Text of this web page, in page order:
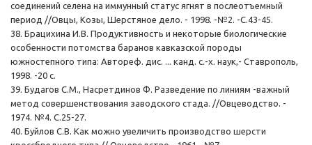
соединений селена на иммунный статус ягнят в послеотъемный
период //Овцы, Козы, Шерстяное дело. - 1998. -№2. -С.43-45.
38. Брацихина И.В. Продуктивность и некоторые биологические
особенности потомства баранов кавказской породы
южностепного типа: Автореф. дис. ... канд. с.-х. наук,- Ставрополь,
1998. -20 с.
39. Будагов С.М., Насретдинов Ф. Разведение по линиям -важный
метод совершенствования заводского стада. //Овцеводство. -
1974. №4. С.25-27.
40. Буйлов С.В. Как можно увеличить производство шерсти